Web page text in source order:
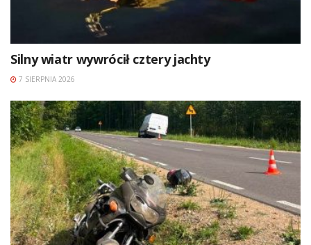
Silny wiatr wywrócił cztery jachty
7 SIERPNIA 2026